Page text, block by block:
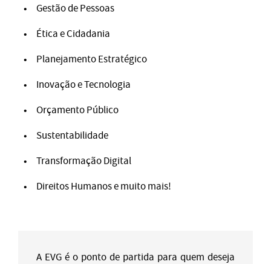
Gestão de Pessoas
Ética e Cidadania
Planejamento Estratégico
Inovação e Tecnologia
Orçamento Público
Sustentabilidade
Transformação Digital
Direitos Humanos e muito mais!
A EVG é o ponto de partida para quem deseja